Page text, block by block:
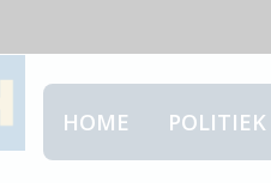
HOME POLITIEK